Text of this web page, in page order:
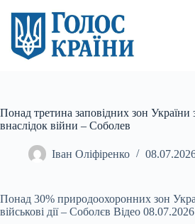
вмісту
Понад третина заповідних зон України
внаслідок війни – Соболев
Іван Оліфіренко
Понад 30% природоохоронних зон
військові дії – Соболєв Відео